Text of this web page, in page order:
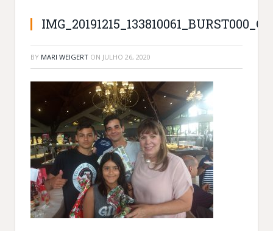
BY MARI WEIGERT ON JULHO 26, 2020